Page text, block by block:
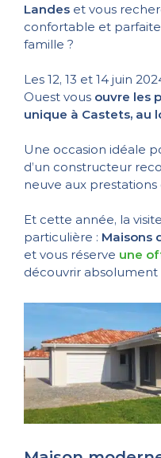
Landes et vous
confortable et
famille ?
Les 12, 13 et 14 juin
Ouest vous ouvre les
unique à Castets, au
Une occasion idéale
d’un constructeur
neuve aux prestations
Et cette année, la
particulière : Maisons
et vous réserve une
découvrir absolument